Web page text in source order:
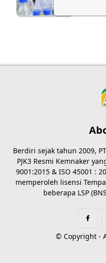
Berdiri sejak tahun 2009,
PJK3 Resmi Kemnaker
9001:2015 & ISO 45001 :
memperoleh lisensi
beberapa LSP
© Copyright -